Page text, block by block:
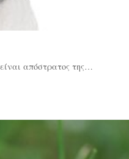
απόστρατος της…